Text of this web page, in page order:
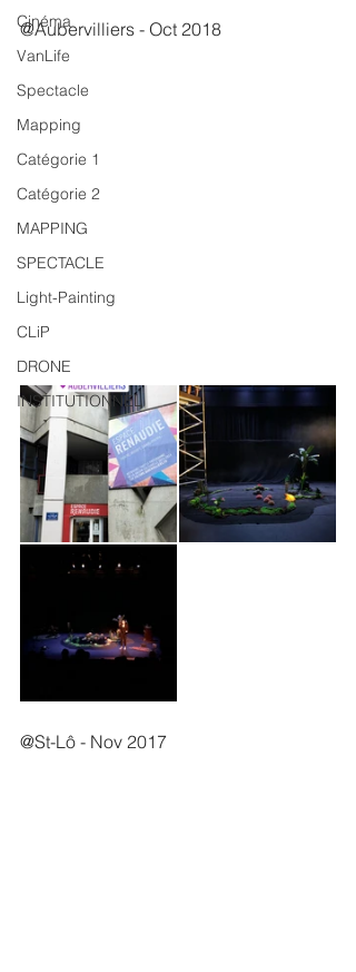
Cinéma
VanLife
Spectacle
Mapping
Catégorie 1
Catégorie 2
MAPPING
SPECTACLE
Light-Painting
CLiP
DRONE
INSTITUTIONNEL
@Aubervilliers - Oct 2018
@St-Lô - Nov 2017